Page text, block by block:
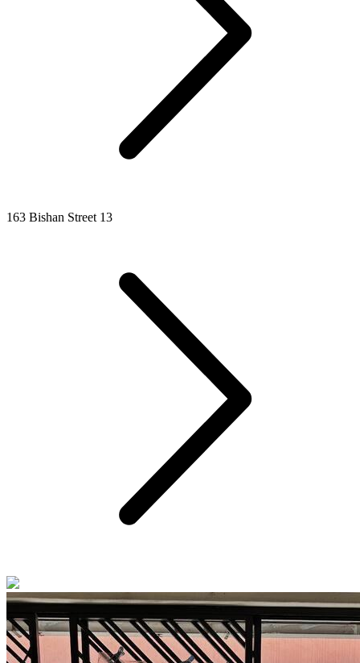
163 Bishan Street 13